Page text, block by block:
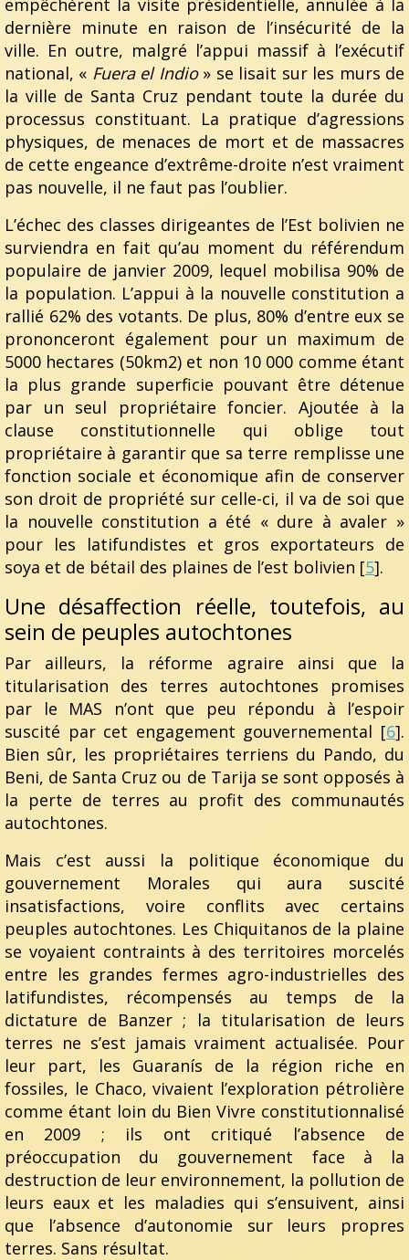
dernière minute en raison de l’insécurité de la
ville. En outre, malgré l’appui massif à l’exécutif
national, « Fuera el Indio» se lisait sur les murs de
la ville de Santa Cruz pendant toute la durée du
processus constituant. La pratique d’agressions
physiques, de menaces de mort et de massacres
de cette engeance d’extrême-droite n’est vraiment
pas nouvelle, il ne faut pas l’oublier.
L’échec des classes dirigeantes de l’Est bolivien ne
surviendra en fait qu’au moment du référendum
populaire de janvier 2009, lequel mobilisa 90% de
la population. L’appui à la nouvelle constitution a
rallié 62% des votants. De plus, 80% d’entre eux se
prononceront également pour un maximum de
5000 hectares (50km2) et non 10 000 comme étant
la plus grande superficie pouvant être détenue
par un seul propriétaire foncier. Ajoutée à la
clause constitutionnelle qui oblige tout
propriétaire à garantir que sa terre remplisse une
fonction sociale et économique afin de conserver
son droit de propriété sur celle-ci, il va de soi que
la nouvelle constitution a été « dure à avaler »
pour les latifundistes et gros exportateurs de
soya et de bétail des plaines de l’est bolivien [5].
Une désaffection réelle, toutefois, au
sein de peuples autochtones
Par ailleurs, la réforme agraire ainsi que la
titularisation des terres autochtones promises
par le MAS n’ont que peu répondu à l’espoir
suscité par cet engagement gouvernemental [6].
Bien sûr, les propriétaires terriens du Pando, du
Beni, de Santa Cruz ou de Tarija se sont opposés à
la perte de terres au profit des communautés
autochtones.
Mais c’est aussi la politique économique du
gouvernement Morales qui aura suscité
insatisfactions, voire conflits avec certains
peuples autochtones. Les Chiquitanos de la plaine
se voyaient contraints à des territoires morcelés
entre les grandes fermes agro-industrielles des
latifundistes, récompensés au temps de la
dictature de Banzer ; la titularisation de leurs
terres ne s’est jamais vraiment actualisée. Pour
leur part, les Guaranís de la région riche en
fossiles, le Chaco, vivaient l’exploration pétrolière
comme étant loin du Bien Vivre constitutionnalisé
en 2009 ; ils ont critiqué l’absence de
préoccupation du gouvernement face à la
destruction de leur environnement, la pollution de
leurs eaux et les maladies qui s’ensuivent, ainsi
que l’absence d’autonomie sur leurs propres
terres. Sans résultat.